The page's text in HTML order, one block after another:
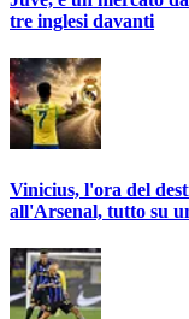
tre inglesi davanti
Vinicius, l'ora del
all'Arsenal, tutto su